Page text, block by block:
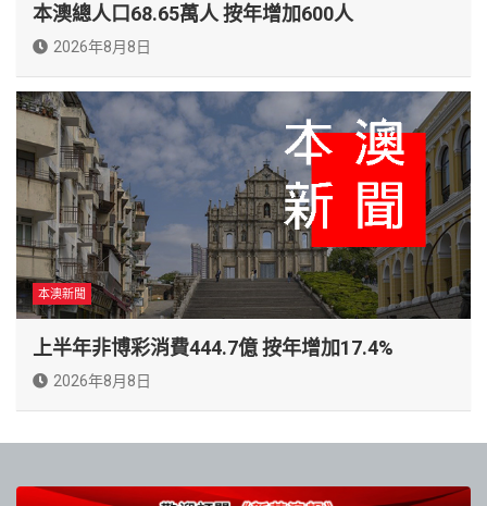
本澳總人口68.65萬人 按年增加600人
2026年8月8日
本澳新聞
上半年非博彩消費444.7億 按年增加17.4%
2026年8月8日